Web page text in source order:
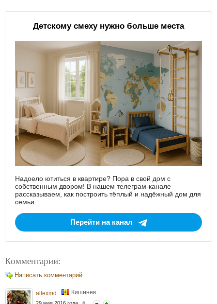
Детскому смеху нужно больше места
Надоело ютиться в квартире? Пора в свой дом с
собственным двором! В нашем телеграм-канале
рассказываем, как построить тёплый и надёжный дом для
семьи.
Перейти на канал
Комментарии:
Написать комментарий
allexmd Кишинев